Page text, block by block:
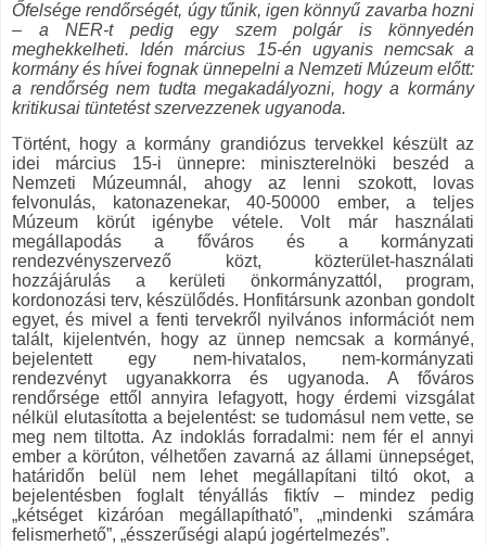
Őfelsége rendőrségét, úgy tűnik, igen könnyű zavarba hozni
– a NER-t pedig egy szem polgár is könnyedén
meghekkelheti. Idén március 15-én ugyanis nemcsak a
kormány és hívei fognak ünnepelni a Nemzeti Múzeum előtt:
a rendőrség nem tudta megakadályozni, hogy a kormány
kritikusai tüntetést szervezzenek ugyanoda.
Történt, hogy a kormány grandiózus tervekkel készült az
idei március 15-i ünnepre: miniszterelnöki beszéd a
Nemzeti Múzeumnál, ahogy az lenni szokott, lovas
felvonulás, katonazenekar, 40-50000 ember, a teljes
Múzeum körút igénybe vétele. Volt már használati
megállapodás a főváros és a kormányzati
rendezvényszervező közt, közterület-használati
hozzájárulás a kerületi önkormányzattól, program,
kordonozási terv, készülődés. Honfitársunk azonban gondolt
egyet, és mivel a fenti tervekről nyilvános információt nem
talált, kijelentvén, hogy az ünnep nemcsak a kormányé,
bejelentett egy nem-hivatalos, nem-kormányzati
rendezvényt ugyanakkorra és ugyanoda. A főváros
rendőrsége ettől annyira lefagyott, hogy érdemi vizsgálat
nélkül elutasította a bejelentést: se tudomásul nem vette, se
meg nem tiltotta. Az indoklás forradalmi: nem fér el annyi
ember a körúton, vélhetően zavarná az állami ünnepséget,
határidőn belül nem lehet megállapítani tiltó okot, a
bejelentésben foglalt tényállás fiktív – mindez pedig
„kétséget kizáróan megállapítható”, „mindenki számára
felismerhető”, „ésszerűségi alapú jogértelmezés”.